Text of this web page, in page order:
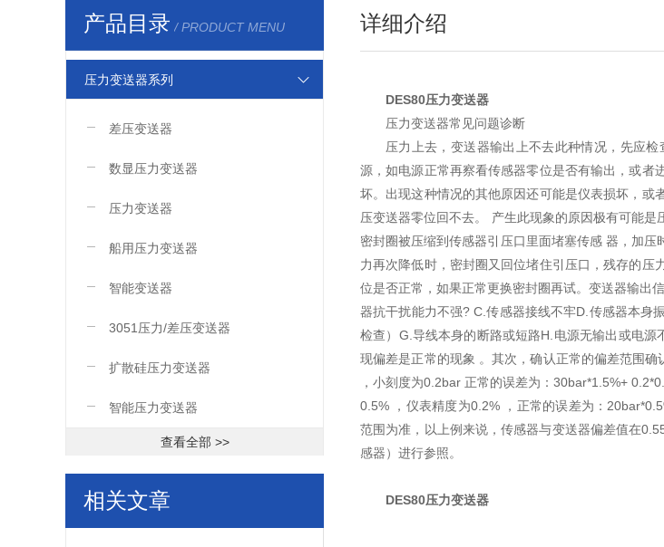
产品目录 / PRODUCT MENU
压力变送器系列
差压变送器
数显压力变送器
压力变送器
船用压力变送器
智能变送器
3051压力/差压变送器
扩散硅压力变送器
智能压力变送器
查看全部 >>
相关文章
详细介绍
DES80压力变送器
压力变送器常见问题诊断
压力上去，变送器输出上不去此种情况，先应
源，如电源正常再察看传感器零位是否有输出，或者
坏。出现这种情况的其他原因还可能是仪表损坏，或
压变送器零位回不去。 产生此现象的原因极有可能
密封圈被压缩到传感器引压口里面堵塞传感 器，加
力再次降低时，密封圈又回位堵住引压口，残存的
位是否正常，如果正常更换密封圈再试。变送器输出
器抗干扰能力不强? C.传感器接线不牢D.传感器本身
检查）G.导线本身的断路或短路H.电源无输出或电
现偏差是正常的现象 。其次，确认正常的偏差范围
，小刻度为0.2bar 正常的误差为：30bar*1.5%+
0.5% ，仪表精度为0.2% ，正常的误差为：
范围为准，以上例来说，传感器与变送器偏差值在
感器）进行参照。
DES80压力变送器